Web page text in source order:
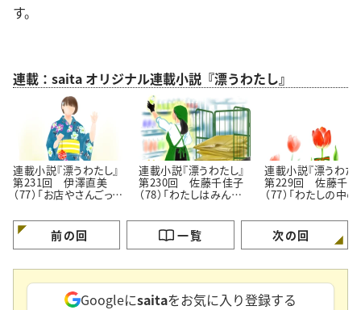
す。
連載：saita オリジナル連載小説『漂うわたし』
連載小説『漂うわたし』
第231回 伊澤直美
（77）「お店やさんごっこ
連載小説『漂うわたし』
第230回 佐藤千佳子
（78）「わたしはみんな
連載小説『漂うわた
第229回 佐藤千佳
（77）「わたしの中
前の回 一覧 次の回
Googleにsaitaをお気に入り登録する